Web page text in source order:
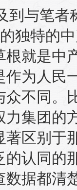
到与笔者
的独特的
根就是中
作为人民
众不同。
力集团的
著区别于
的认同的
数据都清